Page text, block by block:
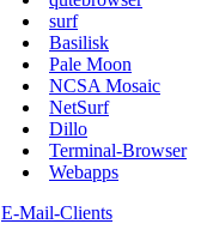
surf
Basilisk
Pale Moon
NCSA Mosaic
NetSurf
Dillo
Terminal-Browser
Webapps
E-Mail-Clients